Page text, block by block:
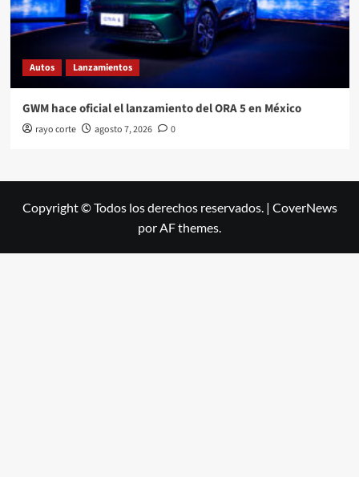
Autos Lanzamientos
GWM hace oficial el lanzamiento del ORA 5 en México
rayo corte agosto 7, 2026 0
Copyright © Todos los derechos reservados. | CoverNews
por AF themes.